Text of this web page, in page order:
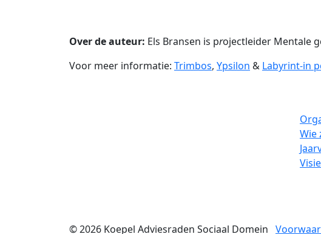
Over de auteur: Els Bransen is projectleider Mentale
Voor meer informatie: Trimbos, Ypsilon & Labyrint-in
Wie
© 2026 Koepel Adviesraden Sociaal Domein